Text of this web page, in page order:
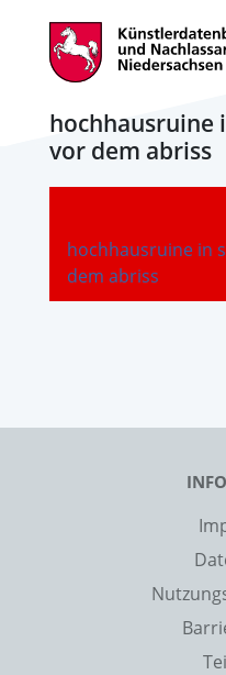
hochhausruine
vor dem abriss
hochhausruine in
dem abriss